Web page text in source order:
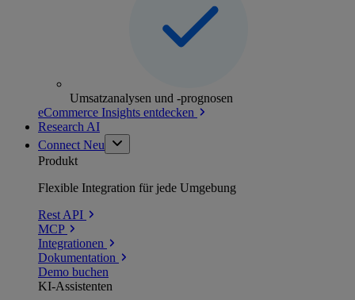
Umsatzanalysen und -prognosen
eCommerce Insights entdecken
Research AI
Connect Neu
Produkt
Flexible Integration für jede Umgebung
Rest API
MCP
Integrationen
Dokumentation
Demo buchen
KI-Assistenten